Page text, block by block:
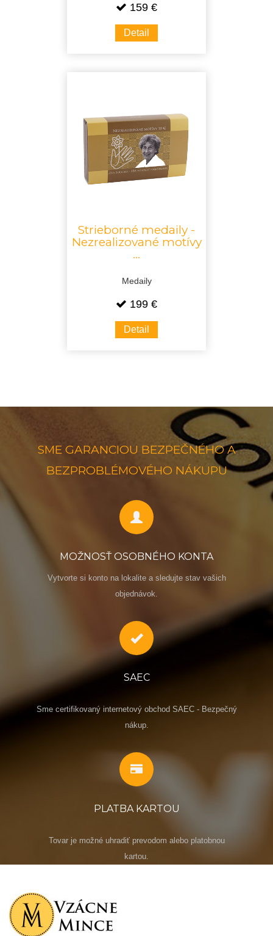
159 €
Detail
Strieborné medaily -
Nezrealizované motívy
...
Medaily
199 €
Detail
SME GARANCIOU BEZPEČNÉHO A
BEZPROBLÉMOVÉHO NÁKUPU
MOŽNOSŤ OSOBNÉHO KONTA
Vytvorte si konto na lokalite a sledujte stav vašich
objednávok.
SAEC
Sme certifikovaný internetový obchod SAEC - Bezpečný
nákup.
PLATBA KARTOU
Tovar je možné uhradiť prevodom alebo platobnou
kartou.